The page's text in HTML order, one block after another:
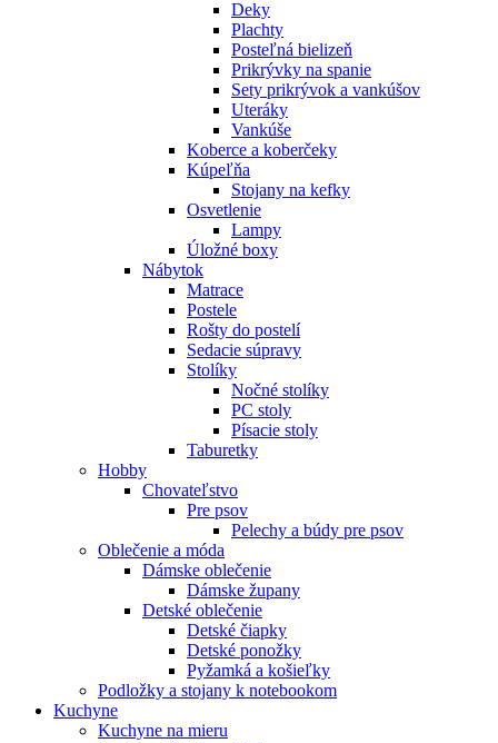
Deky
Plachty
Posteľná bielizeň
Prikrývky na spanie
Sety prikrývok a vankúšov
Uteráky
Vankúše
Koberce a koberčeky
Kúpeľňa
Stojany na kefky
Osvetlenie
Lampy
Úložné boxy
Nábytok
Matrace
Postele
Rošty do postelí
Sedacie súpravy
Stolíky
Nočné stolíky
PC stoly
Písacie stoly
Taburetky
Hobby
Chovateľstvo
Pre psov
Pelechy a búdy pre psov
Oblečenie a móda
Dámske oblečenie
Dámske župany
Detské oblečenie
Detské čiapky
Detské ponožky
Pyžamká a košieľky
Podložky a stojany k notebookom
Kuchyne
Kuchyne na mieru